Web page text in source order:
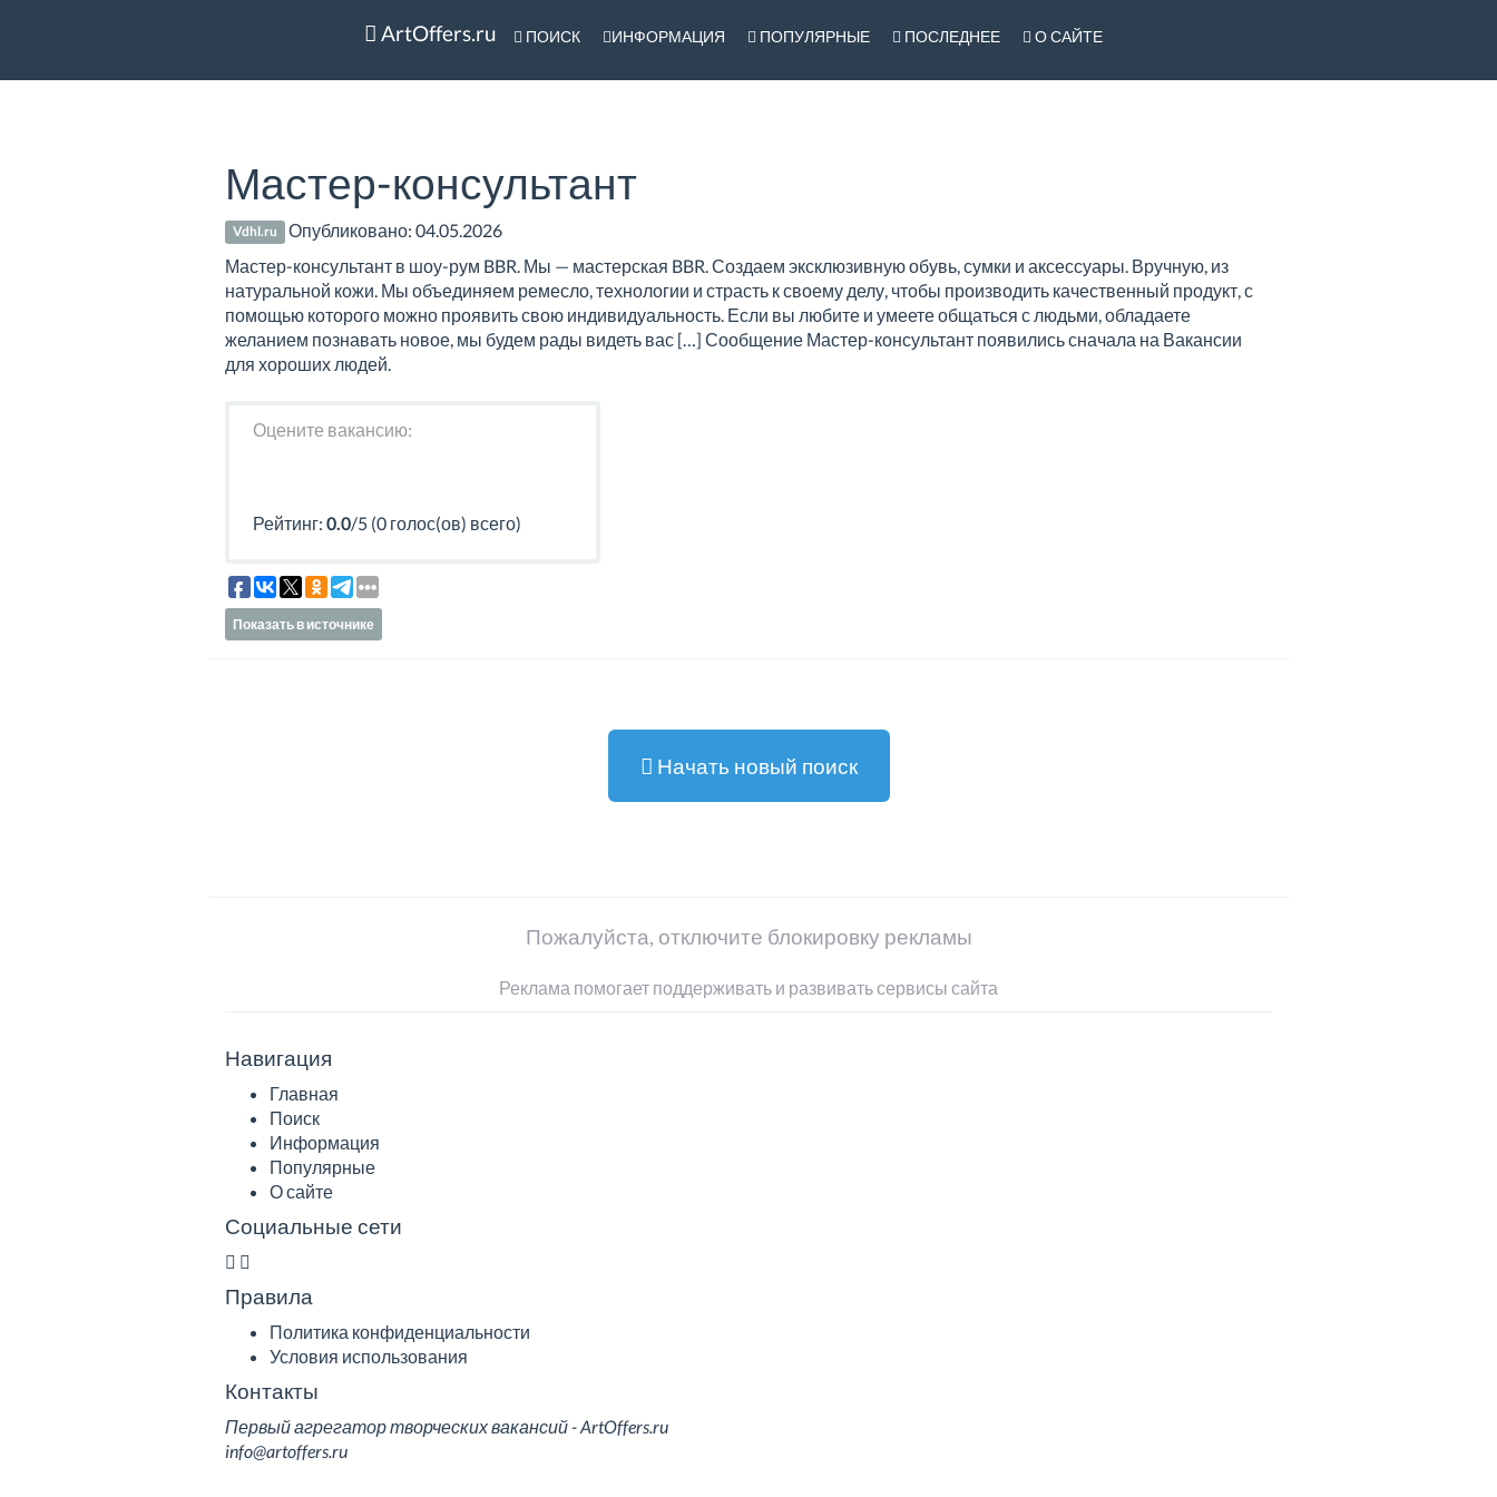
ArtOffers.ru ПОИСК ИНФОРМАЦИЯ ПОПУЛЯРНЫЕ ПОСЛЕДНЕЕ О САЙТЕ
Мастер-консультант
Vdhl.ru Опубликовано:04.05.2026
Мастер-консультант в шоу-рум BBR. Мы — мастерская BBR. Создаем эксклюзивную обувь, сумки и аксессуары. Вручную, из
натуральной кожи. Мы объединяем ремесло, технологии и страсть к своему делу, чтобы производить качественный продукт, с
помощью которого можно проявить свою индивидуальность. Если вы любите и умеете общаться с людьми, обладаете
желанием познавать новое, мы будем рады видеть вас […] Сообщение Мастер-консультант появились сначала на Вакансии
для хороших людей.
Оцените вакансию:
Рейтинг: 0.0/5 (0 голос(ов) всего)
Показать в источнике
Начать новый поиск
Пожалуйста, отключите блокировку рекламы
Реклама помогает поддерживать и развивать сервисы сайта
Навигация
Главная
Поиск
Информация
Популярные
О сайте
Социальные сети
Правила
Политика конфиденциальности
Условия использования
Контакты
Первый агрегатор творческих вакансий - ArtOffers.ru
info@artoffers.ru